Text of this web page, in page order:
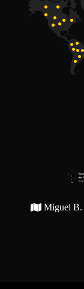
Miguel B.